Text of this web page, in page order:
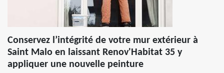
Conservez l’intégrité de votre mur extérieur à
Saint Malo en laissant Renov'Habitat 35 y
appliquer une nouvelle peinture